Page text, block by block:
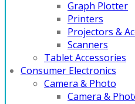
Graph Plotter
Printers
Projectors &
Scanners
Tablet Accessories
Consumer Electronics
Camera & Photo
Camera &